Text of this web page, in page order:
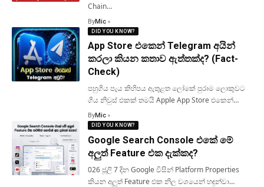
Chain…
ByMic
DID YOU KNOW?
App Store එකෙන් Telegram අයින්
කරලා කියන කතාව ඇත්තක්ද? (Fact-
Check)
පහුගිය පැය කිහිපය ඇතුළත ලෝකේ පුරාම ලොකුවට
ගිය නිවුස් එකක් තමයි Apple App Store එකෙන්…
ByMic
DID YOU KNOW?
Google Search Console එකේ මේ
අලුත් Feature එක දැක්කද?
026 ජූලි 7 දින Google විසින් Platform Properties
කියන අලුත් Feature එක නිල වශයෙන් හඳුන්වා…